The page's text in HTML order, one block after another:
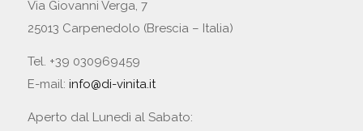
Via Giovanni Verga, 7
25013 Carpenedolo (Brescia – Italia)
Tel. +39 030969459
E-mail: info@di-vinita.it
Aperto dal Lunedì al Sabato: